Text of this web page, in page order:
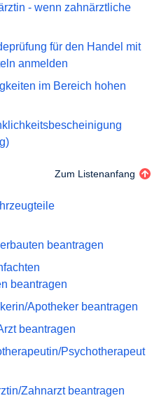
- wenn zahnärztliche
für den Handel mit
anmelden
im Bereich hohen
Zum Listenanfang
beantragen
beantragen
Apotheker beantragen
beantragen
Psychotherapeut
Zahnarzt beantragen